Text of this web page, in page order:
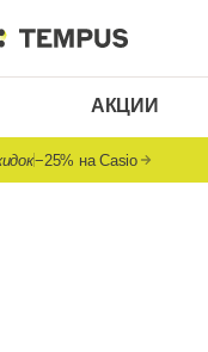
АКЦИИ
−25% на Casio